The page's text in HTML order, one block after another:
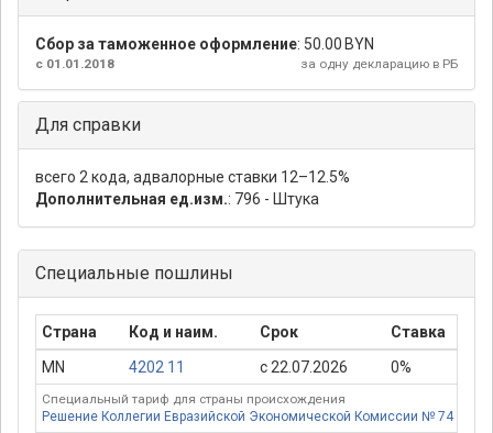
Сбор за таможенное оформление: 50.00 BYN
за одну декларацию в РБ
с 01.01.2018
Для справки
всего 2 кода, адвалорные ставки 12–12.5%
Дополнительная ед.изм.: 796 - Штука
Специальные пошлины
Страна Код и наим. Срок Ставка
MN
4202 11 с 22.07.2026 0%
Специальный тариф для страны происхождения
Решение Коллегии Евразийской Экономической Комиссии № 74 от